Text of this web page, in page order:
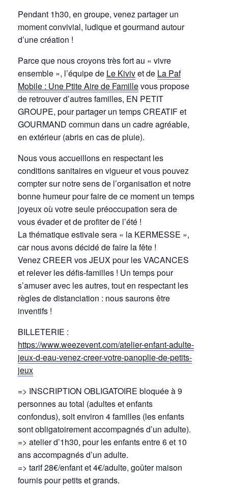
Pendant 1h30, en groupe, venez partager un
moment convivial, ludique et gourmand autour
d’une création !
Parce que nous croyons très fort au « vivre
ensemble », l’équipe de Le Kivivet de La Paf
Mobile : Une Ptite Aire de Famillevous propose
de retrouver d’autres familles, EN PETIT
GROUPE, pour partager un temps CREATIF et
GOURMAND commun dans un cadre agréable,
en extérieur (abris en cas de pluie).
Nous vous accueillons en respectant les
conditions sanitaires en vigueur et vous pouvez
compter sur notre sens de l’organisation et notre
bonne humeur pour faire de ce moment un temps
joyeux où votre seule préoccupation sera de
vous évader et de profiter de l’été !
La thématique estivale sera « la KERMESSE »,
car nous avons décidé de faire la fête !
Venez CREER vos JEUX pour les VACANCES
et relever les défis-familles ! Un temps pour
s’amuser avec les autres, tout en respectant les
règles de distanciation : nous saurons être
inventifs !
BILLETERIE :
https://www.weezevent.com/atelier-enfant-adulte-
jeux-d-eau-venez-creer-votre-panoplie-de-petits-
jeux
=> INSCRIPTION OBLIGATOIRE bloquée à 9
personnes au total (adultes et enfants
confondus), soit environ 4 familles (les enfants
sont obligatoirement accompagnés d’un adulte).
=> atelier d’1h30, pour les enfants entre 6 et 10
ans accompagnés d’un adulte.
=> tarif 28€/enfant et 4€/adulte, goûter maison
fournis pour petits et grands.